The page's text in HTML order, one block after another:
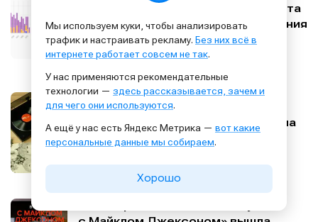
анализа акустики комнаты, расчёта
проблем помещения и планирования
обработки
Оборудование 14.04.2026
Виниловое возрождение: вы
должны выпускать свою музыку на
виниле, и вот почему
Мы используем куки, чтобы анализировать
трафик и настраивать рекламу. Без них всё в
интернете работает совсем не так.
У нас применяются рекомендательные
технологии — здесь рассказывается, зачем и
для чего они используются.
А ещё у нас есть Яндекс Метрика — вот какие
персональные данные мы собираем.
Хорошо